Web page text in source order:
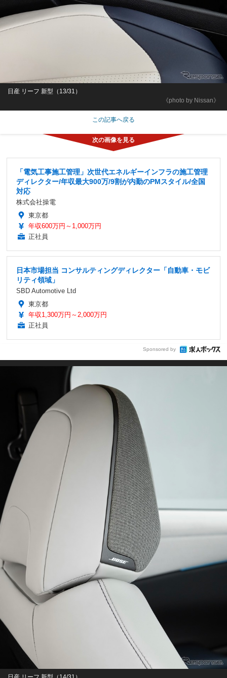
《photo by Nissan》
日産 リーフ 新型（13/31）
この記事へ戻る
「電気工事施工管理」次世代エネルギーインフラの施工管理
ディレクター/年収最大900万/9割が内勤のPMスタイル/全国
対応
株式会社操電
東京都
年収600万円～1,000万円
正社員
日本市場担当 コンサルティングディレクター「自動車・モビ
リティ領域」
SBD Automotive Ltd
東京都
年収1,300万円～2,000万円
正社員
Sponsored by
日産 リーフ 新型（14/31）